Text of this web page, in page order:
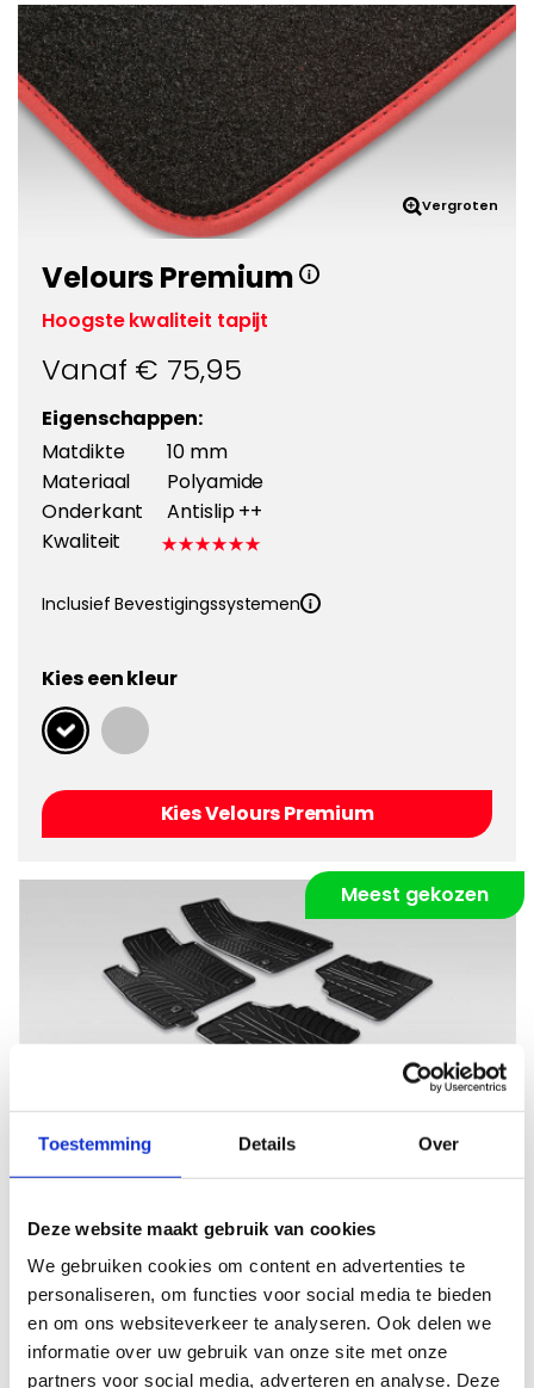
Toestemming Details Over
Deze website maakt gebruik van cookies
We gebruiken cookies om content en advertenties te
personaliseren, om functies voor social media te bieden
en om ons websiteverkeer te analyseren. Ook delen we
informatie over uw gebruik van onze site met onze
partners voor social media, adverteren en analyse. Deze
Vergroten
Velours Premium
Hoogste kwaliteit tapijt
Vanaf € 75,95
Eigenschappen:
Matdikte
10 mm
Materiaal
Polyamide
Onderkant
Antislip ++
Kwaliteit
Inclusief Bevestigingssystemen
Kies een kleur
Kies Velours Premium
Vergroten
Meest gekozen
Rubber
Vanaf €44,95
Eigenschappen:
Matdikte
8mm
Materiaal
Rubber